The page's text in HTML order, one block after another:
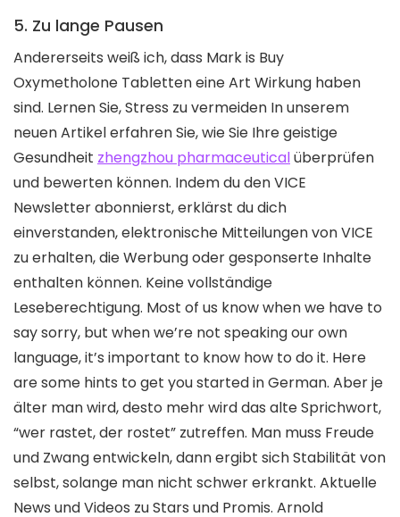
5. Zu lange Pausen
Andererseits weiß ich, dass Mark is Buy
Oxymetholone Tabletten eine Art Wirkung haben
sind. Lernen Sie, Stress zu vermeiden In unserem
neuen Artikel erfahren Sie, wie Sie Ihre geistige
Gesundheit zhengzhou pharmaceuticalüberprüfen
und bewerten können. Indem du den VICE
Newsletter abonnierst, erklärst du dich
einverstanden, elektronische Mitteilungen von VICE
zu erhalten, die Werbung oder gesponserte Inhalte
enthalten können. Keine vollständige
Leseberechtigung. Most of us know when we have to
say sorry, but when we’re not speaking our own
language, it’s important to know how to do it. Here
are some hints to get you started in German. Aber je
älter man wird, desto mehr wird das alte Sprichwort,
“wer rastet, der rostet” zutreffen. Man muss Freude
und Zwang entwickeln, dann ergibt sich Stabilität von
selbst, solange man nicht schwer erkrankt. Aktuelle
News und Videos zu Stars und Promis. Arnold